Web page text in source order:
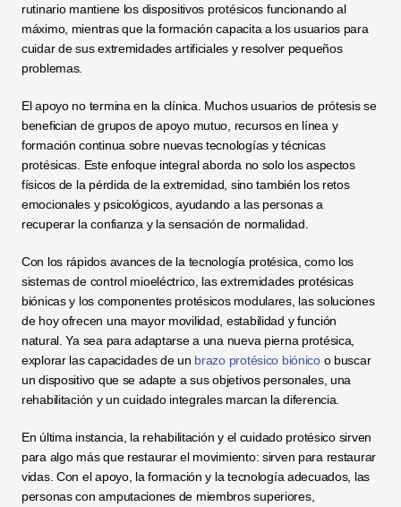
rutinario mantiene los dispositivos protésicos funcionando al
máximo, mientras que la formación capacita a los usuarios para
cuidar de sus extremidades artificiales y resolver pequeños
problemas.
El apoyo no termina en la clínica. Muchos usuarios de prótesis se
benefician de grupos de apoyo mutuo, recursos en línea y
formación continua sobre nuevas tecnologías y técnicas
protésicas. Este enfoque integral aborda no solo los aspectos
físicos de la pérdida de la extremidad, sino también los retos
emocionales y psicológicos, ayudando a las personas a
recuperar la confianza y la sensación de normalidad.
Con los rápidos avances de la tecnología protésica, como los
sistemas de control mioeléctrico, las extremidades protésicas
biónicas y los componentes protésicos modulares, las soluciones
de hoy ofrecen una mayor movilidad, estabilidad y función
natural. Ya sea para adaptarse a una nueva pierna protésica,
explorar las capacidades de un brazo protésico biónico o buscar
un dispositivo que se adapte a sus objetivos personales, una
rehabilitación y un cuidado integrales marcan la diferencia.
En última instancia, la rehabilitación y el cuidado protésico sirven
para algo más que restaurar el movimiento: sirven para restaurar
vidas. Con el apoyo, la formación y la tecnología adecuados, las
personas con amputaciones de miembros superiores,